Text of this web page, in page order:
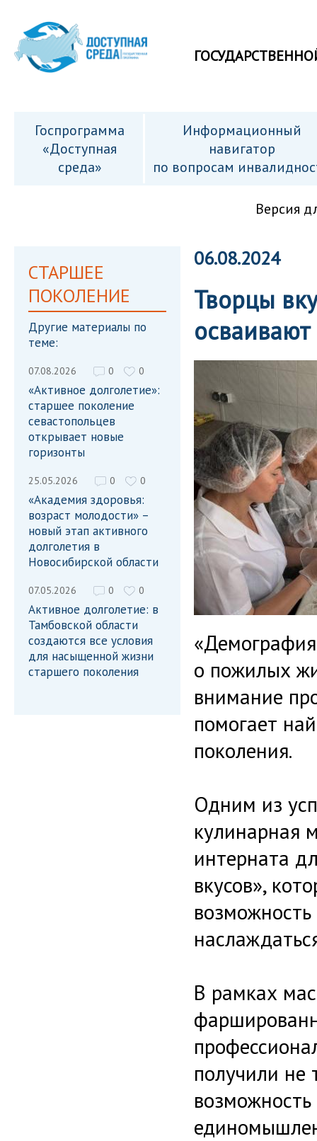
Госпрограмма
«Доступная
среда»
Информационный
навигатор
по вопросам
Версия
СТАРШЕЕ
ПОКОЛЕНИЕ
Другие материалы по
теме:
07.08.2026 0 0
«Активное долголетие»:
старшее поколение
севастопольцев
открывает новые
горизонты
25.05.2026 0 0
«Академия здоровья:
возраст молодости» –
новый этап активного
долголетия в
Новосибирской области
07.05.2026 0 0
Активное долголетие: в
Тамбовской области
создаются все условия
для насыщенной жизни
старшего поколения
06.08.2024
Творцы
о пожилых
внимание
помогает
поколения.
Одним из
кулинарная
интерната
вкусов»,
В рамках
получили не